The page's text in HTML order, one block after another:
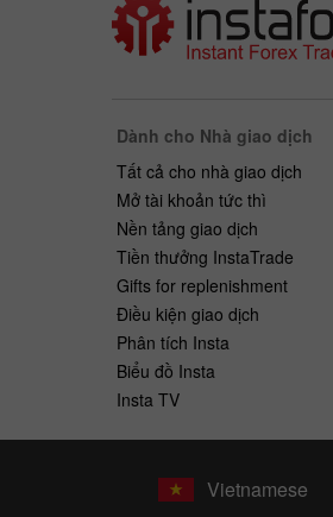
Dành cho Nhà giao dịch
Tất cả cho nhà giao dịch
Mở tài khoản tức thì
Nền tảng giao dịch
Tiền thưởng InstaTrade
Gifts for replenishment
Điều kiện giao dịch
Phân tích Insta
Biểu đồ Insta
Insta TV
Vietnamese